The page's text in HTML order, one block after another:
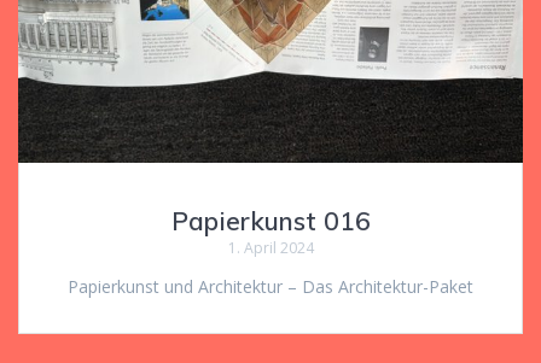
Papierkunst 016
1. April 2024
Papierkunst und Architektur – Das Architektur-Paket